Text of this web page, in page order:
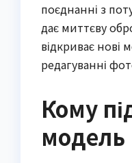
поєднанні з
дає миттєву
відкриває нові
редагуванні
Кому
модель